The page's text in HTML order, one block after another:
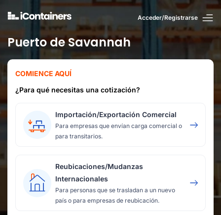
Acceder/Registrarse
Puerto de Savannah
COMIENCE AQUÍ
¿Para qué necesitas una cotización?
Importación/Exportación Comercial
Para empresas que envían carga comercial o
para transitarios.
Reubicaciones/Mudanzas
Internacionales
Para personas que se trasladan a un nuevo
país o para empresas de reubicación.